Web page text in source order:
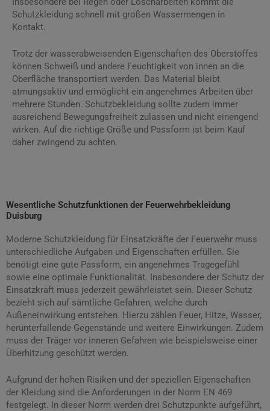
Schutzkleidung schnell mit großen Wassermengen in
Kontakt.
Trotz der wasserabweisenden Eigenschaften des Oberstoffes
können Schweiß und andere Feuchtigkeit von innen an die
Oberfläche transportiert werden. Das Material bleibt
atmungsaktiv und ermöglicht ein angenehmes Arbeiten über
mehrere Stunden. Schutzbekleidung sollte zudem immer
ausreichend Bewegungsfreiheit zulassen und nicht einengend
wirken. Auf die richtige Größe und Passform ist beim Kauf
daher zwingend zu achten.
Wesentliche Schutzfunktionen der Feuerwehrbekleidung
Duisburg
Moderne Schutzkleidung für Einsatzkräfte der Feuerwehr muss
unterschiedliche Aufgaben und Eigenschaften erfüllen. Sie
benötigt eine gute Passform, ein angenehmes Tragegefühl
sowie eine optimale Funktionalität. Insbesondere der Schutz der
Einsatzkraft muss jederzeit gewährleistet sein. Dieser Schutz
bezieht sich auf sämtliche Gefahren, welche durch
Außeneinwirkung entstehen. Hierzu zählen Feuer, Hitze, Wasser,
herunterfallende Gegenstände und weitere Einwirkungen. Zudem
muss der Träger vor inneren Gefahren wie beispielsweise einer
Überhitzung geschützt werden.
Aufgrund der hohen Risiken und der speziellen Eigenschaften
der Kleidung sind die Anforderungen in der Norm EN 469
festgelegt. In dieser Norm werden drei Schutzpunkte aufgeführt,